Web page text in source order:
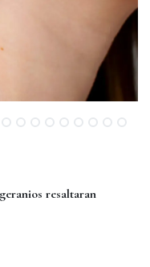
resaltaran